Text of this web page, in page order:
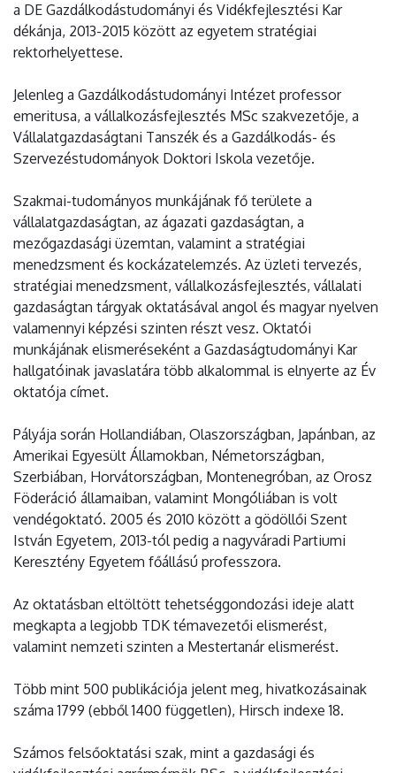
a DE Gazdálkodástudományi és Vidékfejlesztési Kar
dékánja, 2013-2015 között az egyetem stratégiai
rektorhelyettese.
Jelenleg a Gazdálkodástudományi Intézet professor
emeritusa, a vállalkozásfejlesztés MSc szakvezetője, a
Vállalatgazdaságtani Tanszék és a Gazdálkodás- és
Szervezéstudományok Doktori Iskola vezetője.
Szakmai-tudományos munkájának fő területe a
vállalatgazdaságtan, az ágazati gazdaságtan, a
mezőgazdasági üzemtan, valamint a stratégiai
menedzsment és kockázatelemzés. Az üzleti tervezés,
stratégiai menedzsment, vállalkozásfejlesztés, vállalati
gazdaságtan tárgyak oktatásával angol és magyar nyelven
valamennyi képzési szinten részt vesz. Oktatói
munkájának elismeréseként a Gazdaságtudományi Kar
hallgatóinak javaslatára több alkalommal is elnyerte az Év
oktatója címet.
Pályája során Hollandiában, Olaszországban, Japánban, az
Amerikai Egyesült Államokban, Németországban,
Szerbiában, Horvátországban, Montenegróban, az Orosz
Föderáció államaiban, valamint Mongóliában is volt
vendégoktató. 2005 és 2010 között a gödöllői Szent
István Egyetem, 2013-tól pedig a nagyváradi Partiumi
Keresztény Egyetem főállású professzora.
Az oktatásban eltöltött tehetséggondozási ideje alatt
megkapta a legjobb TDK témavezetői elismerést,
valamint nemzeti szinten a Mestertanár elismerést.
Több mint 500 publikációja jelent meg, hivatkozásainak
száma 1799 (ebből 1400 független), Hirsch indexe 18.
Számos felsőoktatási szak, mint a gazdasági és